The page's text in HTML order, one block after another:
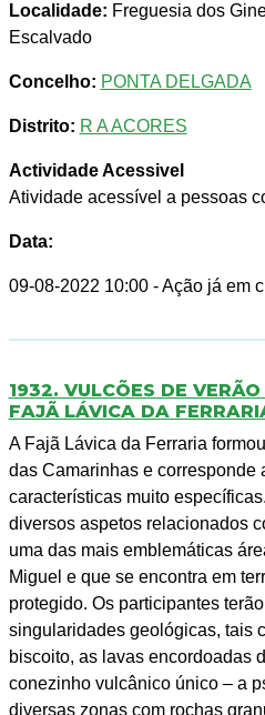
Localidade: Freguesia dos
Escalvado
Concelho: PONTA DELGADA
Distrito: R A ACORES
Actividade Acessivel
Atividade acessível a pessoas
Data:
09-08-2022 10:00 - Ação já em
1932. VULCÕES DE
FAJÃ LÁVICA DA
A Fajã Lávica da Ferraria
das Camarinhas e corresponde
características muito
diversos aspetos relacionados
uma das mais emblemáticas
Miguel e que se encontra em
protegido. Os participantes
singularidades geológicas, tais
biscoito, as lavas encordoadas
conezinho vulcânico único – a
diversas zonas com rochas